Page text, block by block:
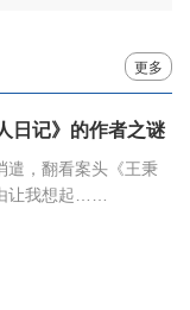
更多
日记》的作者之谜
遣，翻看案头《王秉
让我想起……